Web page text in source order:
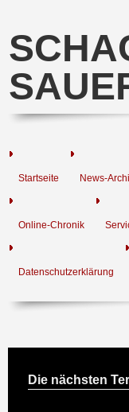
Startseite News-
Online-Chronik
Datenschutzerklärung
Die nächsten